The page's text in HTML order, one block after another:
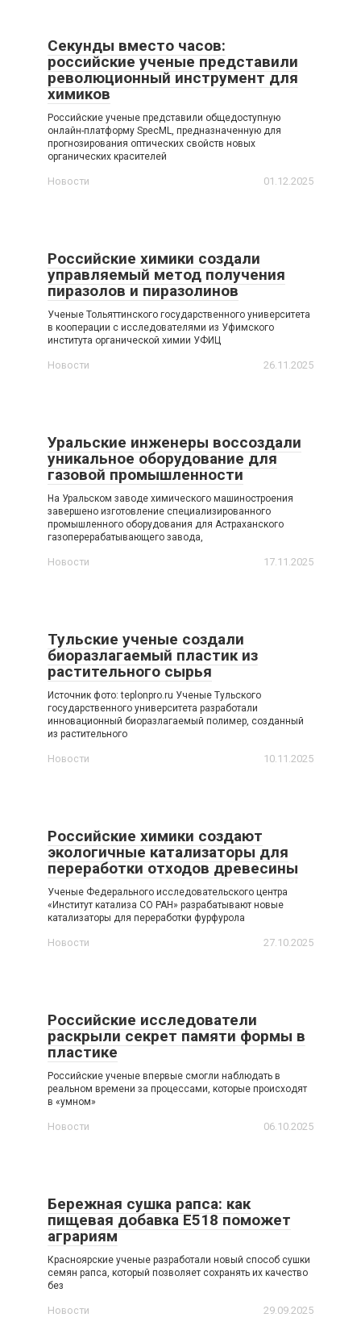
Секунды вместо часов:
российские ученые представили
революционный инструмент для
химиков
Российские ученые представили общедоступную
онлайн-платформу SpecML, предназначенную для
прогнозирования оптических свойств новых
органических красителей
Новости 01.12.2025
Российские химики создали
управляемый метод получения
пиразолов и пиразолинов
Ученые Тольяттинского государственного университета
в кооперации с исследователями из Уфимского
института органической химии УФИЦ
Новости 26.11.2025
Уральские инженеры воссоздали
уникальное оборудование для
газовой промышленности
На Уральском заводе химического машиностроения
завершено изготовление специализированного
промышленного оборудования для Астраханского
газоперерабатывающего завода,
Новости 17.11.2025
Тульские ученые создали
биоразлагаемый пластик из
растительного сырья
Источник фото: teplonpro.ru Ученые Тульского
государственного университета разработали
инновационный биоразлагаемый полимер, созданный
из растительного
Новости 10.11.2025
Российские химики создают
экологичные катализаторы для
переработки отходов древесины
Ученые Федерального исследовательского центра
«Институт катализа СО РАН» разрабатывают новые
катализаторы для переработки фурфурола
Новости 27.10.2025
Российские исследователи
раскрыли секрет памяти формы в
пластике
Российские ученые впервые смогли наблюдать в
реальном времени за процессами, которые происходят
в «умном»
Новости 06.10.2025
Бережная сушка рапса: как
пищевая добавка E518 поможет
аграриям
Красноярские ученые разработали новый способ сушки
семян рапса, который позволяет сохранять их качество
без
Новости 29.09.2025